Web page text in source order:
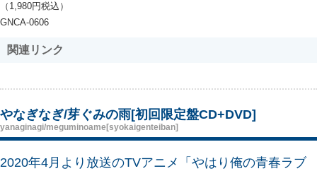
（1,980円税込）
GNCA-0606
関連リンク
やなぎなぎ/芽ぐみの雨[初回限定盤CD+DVD]
yanaginagi/meguminoame[syokaigenteiban]
2020年4月より放送のTVアニメ「やはり俺の青春ラブ